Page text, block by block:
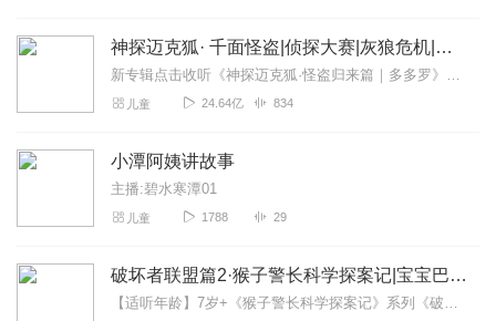
神探迈克狐· 千面怪盗|侦探大赛|灰狼危机|多多罗
新专辑点击收听《神探迈克狐·怪盗归来篇｜多多罗》！！！>>>点击进入主播橱窗购买《神探迈克狐》系列图书吧!<<<多多罗故事【点击前往】收听多多罗其他好玩有趣的故...
儿童 24.64亿 834
小潭阿姨讲故事
主播:碧水寒潭01
儿童 1788 29
破坏者联盟篇2·猴子警长科学探案记|宝宝巴士故事
【适听年龄】7岁+《猴子警长科学探案记》系列《破坏者联盟篇1·猴子警长科学探案记》>>>《破坏者联盟篇2·猴子警长科学探案记》>>>《破坏者联盟篇3·猴子警长科...